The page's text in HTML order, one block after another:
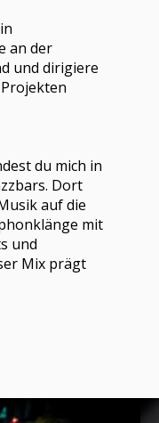
an der
und dirigiere
du mich in
Dort
auf die
mit
und
Mix prägt